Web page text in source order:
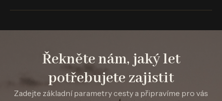
Řekněte nám, jaký let
potřebujete zajistit
Zadejte základní parametry cesty a připravíme pro vás